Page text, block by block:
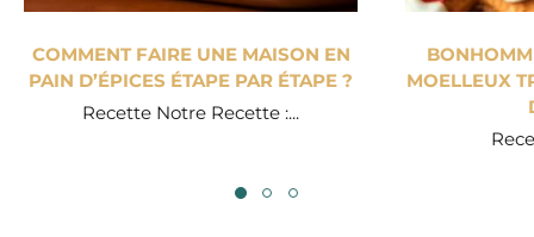
COMMENT FAIRE UNE MAISON EN
PAIN D’ÉPICES ÉTAPE PAR ÉTAPE ?
Recette Notre Recette :...
MOELLEUX